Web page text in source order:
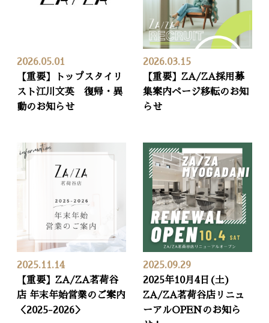
2026.05.01
【重要】トップスタイリ
スト江川文英 復帰・異
動のお知らせ
2026.03.15
【重要】ZA/ZA採用募
集案内ページ移転のお知
らせ
2025.11.14
【重要】ZA/ZA茗荷谷
店 年末年始営業のご案内
＜2025-2026＞
2025.09.29
2025年10月4日(土)
ZA/ZA茗荷谷店リニュ
ーアルOPENのお知ら